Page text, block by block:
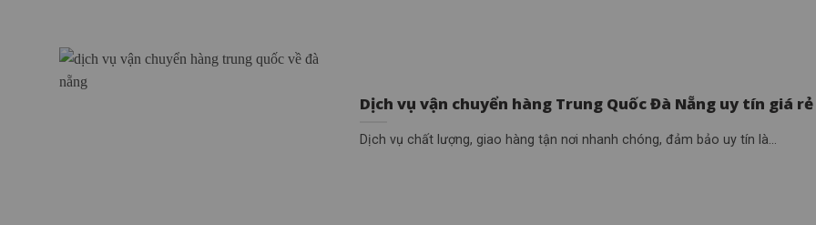
Dịch vụ vận chuyển hàng Trung Quốc Đà Nẵng uy tín giá rẻ
Dịch vụ chất lượng, giao hàng tận nơi nhanh chóng, đảm bảo uy tín là...